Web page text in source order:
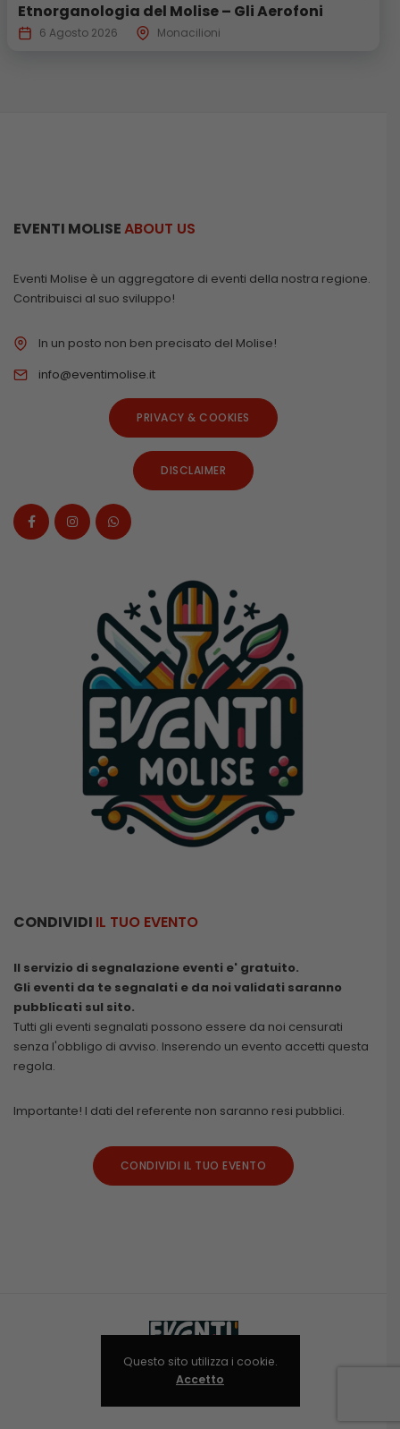
Etnorganologia del Molise – Gli Aerofoni
6 Agosto 2026 Monacilioni
EVENTI MOLISEABOUT US
Eventi Molise è un aggregatore di eventi della nostra regione.
Contribuisci al suo sviluppo!
In un posto non ben precisato del Molise!
info@eventimolise.it
PRIVACY & COOKIES
DISCLAIMER
CONDIVIDI IL TUO EVENTO
Il servizio di segnalazione eventi e' gratuito.
Gli eventi da te segnalati e da noi validati saranno
pubblicati sul sito.
Tutti gli eventi segnalati possono essere da noi censurati
senza l'obbligo di avviso. Inserendo un evento accetti questa
regola.
Importante! I dati del referente non saranno resi pubblici.
CONDIVIDI IL TUO EVENTO
Questo sito utilizza i cookie.
Accetto